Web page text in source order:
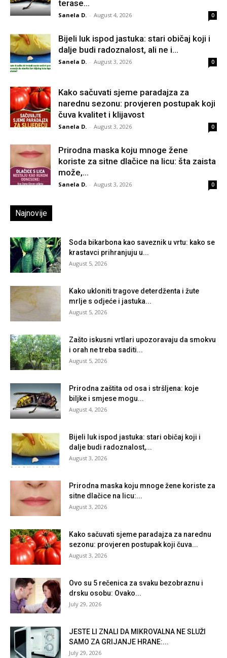
terase...
Sanela D. - August 4, 2026 0
Bijeli luk ispod jastuka: stari običaj koji i
dalje budi radoznalost, ali ne i...
Sanela D. - August 3, 2026 0
Kako sačuvati sjeme paradajza za
narednu sezonu: provjeren postupak koji
čuva kvalitet i klijavost
Sanela D. - August 3, 2026 0
Prirodna maska koju mnoge žene
koriste za sitne dlačice na licu: šta zaista
može,...
Sanela D. - August 3, 2026 0
Najnovije
Soda bikarbona kao saveznik u vrtu: kako se
krastavci prihranjuju u...
August 5, 2026
Kako ukloniti tragove deterdženta i žute
mrlje s odjeće i jastuka...
August 5, 2026
Zašto iskusni vrtlari upozoravaju da smokvu
i orah ne treba saditi...
August 5, 2026
Prirodna zaštita od osa i stršljena: koje
biljke i smjese mogu...
August 4, 2026
Bijeli luk ispod jastuka: stari običaj koji i
dalje budi radoznalost,...
August 3, 2026
Prirodna maska koju mnoge žene koriste za
sitne dlačice na licu:...
August 3, 2026
Kako sačuvati sjeme paradajza za narednu
sezonu: provjeren postupak koji čuva...
August 3, 2026
Ovo su 5 rečenica za svaku bezobraznu i
drsku osobu: Ovako...
July 29, 2026
JESTE LI ZNALI DA MIKROVALNA NE SLUŽI
SAMO ZA GRIJANJE HRANE:...
July 29, 2026